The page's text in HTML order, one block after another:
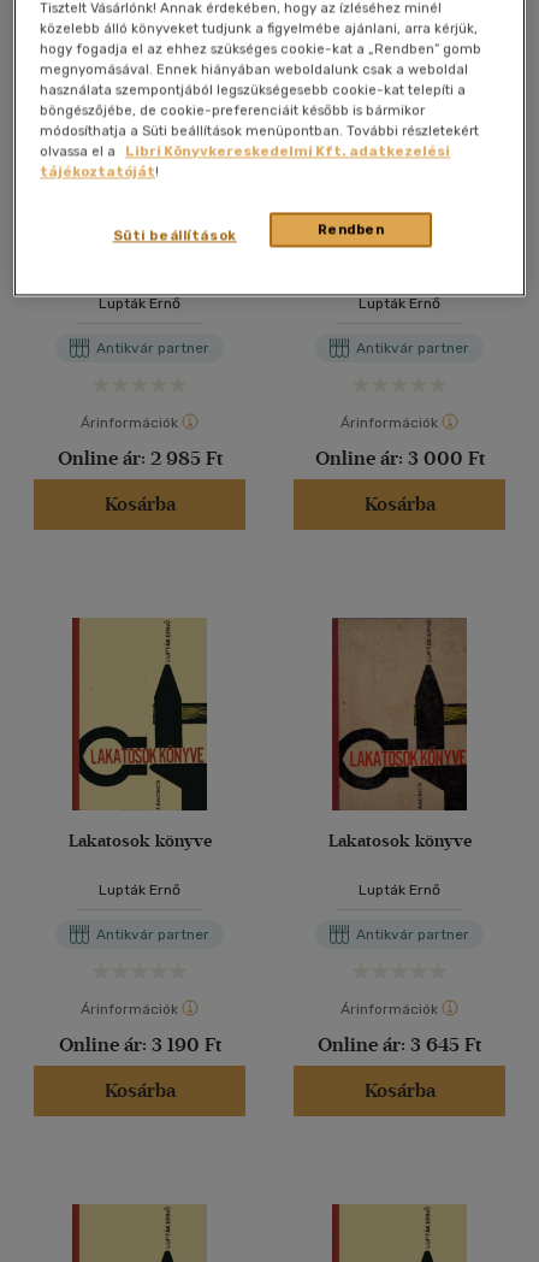
Lupták Ernő
Antikvár partner
Árinformációk
Online ár: 2 985 Ft
Kosárba
Lakatosok könyve
Lupták Ernő
Antikvár partner
Árinformációk
Online ár: 3 000 Ft
Kosárba
Lakatosok könyve
Lupták Ernő
Antikvár partner
Árinformációk
Online ár: 3 190 Ft
Kosárba
Lakatosok könyve
Lupták Ernő
Antikvár partner
Árinformációk
Online ár: 3 645 Ft
Kosárba
Tisztelt Vásárlónk! Annak érdekében, hogy az ízléséhez minél
közelebb álló könyveket tudjunk a figyelmébe ajánlani, arra kérjük,
hogy fogadja el az ehhez szükséges cookie-kat a „Rendben” gomb
megnyomásával. Ennek hiányában weboldalunk csak a weboldal
használata szempontjából legszükségesebb cookie-kat telepíti a
böngészőjébe, de cookie-preferenciáit később is bármikor
módosíthatja a Süti beállítások menüpontban. További részletekért
olvassa el a
Libri Könyvkereskedelmi Kft. adatkezelési
tájékoztatóját!
Rendben
Süti beállítások